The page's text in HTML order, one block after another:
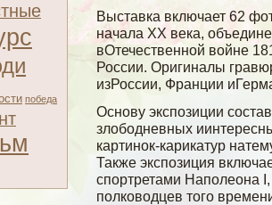
победа
Выставка включает 62
начала XX века,
вОтечественной войне
России. Оригиналы
изРоссии, Франции
Основу экспозиции
злободневных
картинок-карикатур
Также экспозиция
спортретами Наполеона
полководцев того